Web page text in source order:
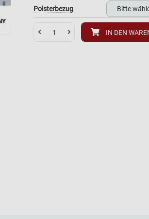
Polsterbezug
IN DEN